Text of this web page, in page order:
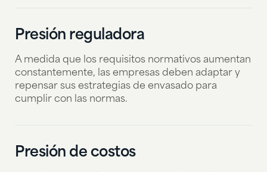
Presión reguladora
A medida que los requisitos normativos aumentan
constantemente, las empresas deben adaptar y
repensar sus estrategias de envasado para
cumplir con las normas.
Presión de costos